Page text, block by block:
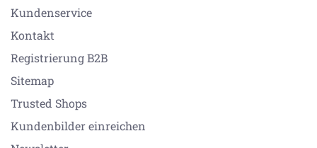
Kundenservice
Kontakt
Registrierung B2B
Sitemap
Trusted Shops
Kundenbilder einreichen